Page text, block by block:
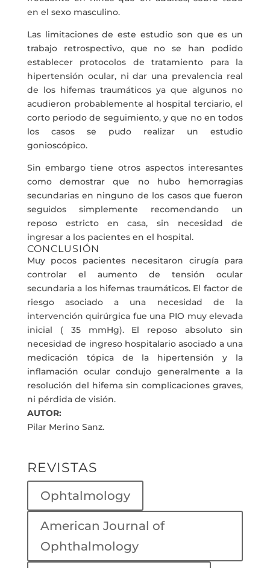
en el sexo masculino.
Las limitaciones de este estudio son que es un
trabajo retrospectivo, que no se han podido
establecer protocolos de tratamiento para la
hipertensión ocular, ni dar una prevalencia real
de los hifemas traumáticos ya que algunos no
acudieron probablemente al hospital terciario, el
corto periodo de seguimiento, y que no en todos
los casos se pudo realizar un estudio
gonioscópico.
Sin embargo tiene otros aspectos interesantes
como demostrar que no hubo hemorragias
secundarias en ninguno de los casos que fueron
seguidos simplemente recomendando un
reposo estricto en casa, sin necesidad de
ingresar a los pacientes en el hospital.
CONCLUSIÓN
Muy pocos pacientes necesitaron cirugía para
controlar el aumento de tensión ocular
secundaria a los hifemas traumáticos. El factor de
riesgo asociado a una necesidad de la
intervención quirúrgica fue una PIO muy elevada
inicial ( 35 mmHg). El reposo absoluto sin
necesidad de ingreso hospitalario asociado a una
medicación tópica de la hipertensión y la
inflamación ocular condujo generalmente a la
resolución del hifema sin complicaciones graves,
ni pérdida de visión.
AUTOR:
Pilar Merino Sanz.
REVISTAS
Ophtalmology
American Journal of
Ophthalmology